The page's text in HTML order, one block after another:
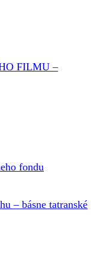
FILMU –
fondu
– básne tatranské